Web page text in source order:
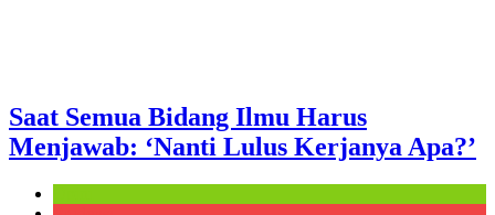
Saat Semua Bidang Ilmu Harus
Menjawab: ‘Nanti Lulus Kerjanya Apa?’